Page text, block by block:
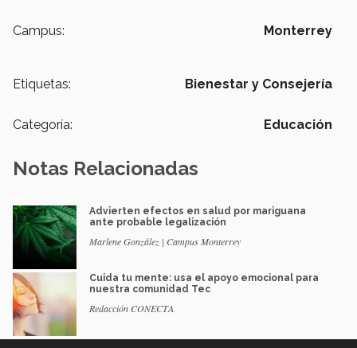
Campus: Monterrey
Etiquetas: Bienestar y Consejería
Categoría: Educación
Notas Relacionadas
Advierten efectos en salud por mariguana
ante probable legalización
Marlene González | Campus Monterrey
Cuida tu mente: usa el apoyo emocional para
nuestra comunidad Tec
Redacción CONECTA